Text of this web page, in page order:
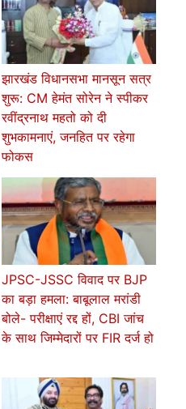
झारखंड विधानसभा मानसून सत्र
शुरू: CM हेमंत सोरेन ने स्पीकर
रवींद्रनाथ महतो को दी
शुभकामनाएं, जनहित पर रहेगा
फोकस
JPSC-JSSC विवाद पर BJP
का बड़ा हमला: बाबूलाल मरांडी
बोले- परीक्षाएं रद्द हों, CBI जांच
के साथ जिम्मेदारों पर FIR दर्ज हो